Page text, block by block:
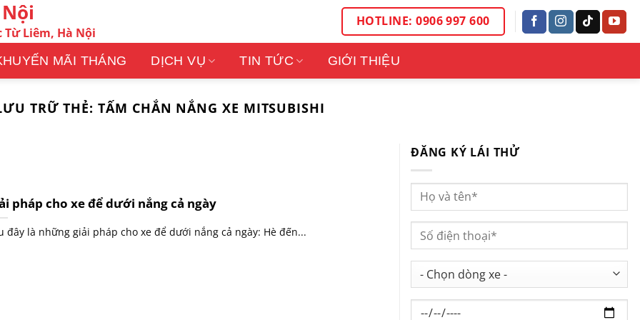
Liêm, Hà Nội
HOTLINE: 0906 997 600
MÃI THÁNG DỊCH VỤ TIN TỨC GIỚI THIỆU
TRỮ THẺ:TẤM CHẮN NẮNG XE MITSUBISHI
pháp cho xe để dưới nắng cả ngày
đây là những giải pháp cho xe để dưới nắng cả ngày: Hè đến...
ĐĂNG KÝ LÁI THỬ